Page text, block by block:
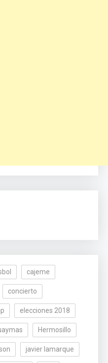
cajeme
concierto
elecciones 2018
Hermosillo
javier lamarque